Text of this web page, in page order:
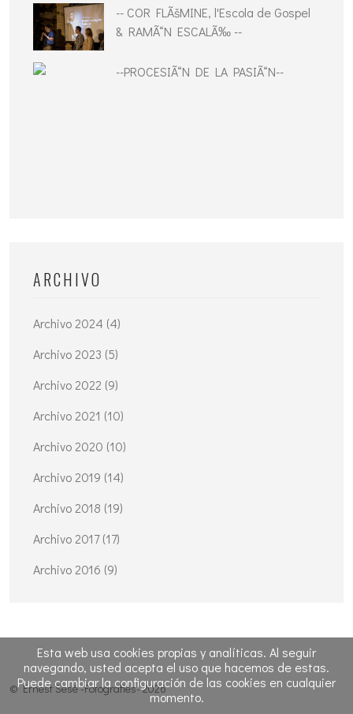
Esta web usa cookies propias y analíticas. Al seguir
navegando, usted acepta el uso que hacemos de estas.
Puede cambiar la configuración de las cookies en cualquier
momento.
-- COR FLÃšMINE, l'Escola de Gospel
& RAMÃ“N ESCALÃ‰ --
--PROCESIÃ“N DE LA PASIÃ“N--
ARCHIVO
Archivo 2024 (4)
Archivo 2023 (5)
Archivo 2022 (9)
Archivo 2021 (10)
Archivo 2020 (10)
Archivo 2019 (14)
Archivo 2018 (19)
Archivo 2017 (17)
Archivo 2016 (9)
© Ernest Sesé -Fotografies- 2026